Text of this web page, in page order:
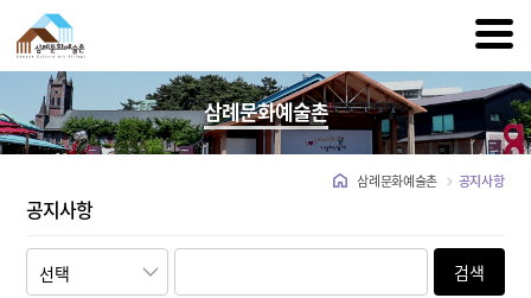
삼례문화예술촌
삼례문화예술촌 공지사항
공지사항
검색